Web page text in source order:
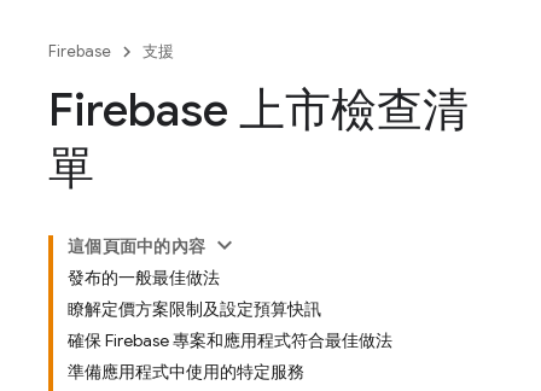
Firebase 支援
Firebase 上市檢查清
單
這個頁面中的內容
發布的一般最佳做法
瞭解定價方案限制及設定預算快訊
確保 Firebase 專案和應用程式符合最佳做法
準備應用程式中使用的特定服務